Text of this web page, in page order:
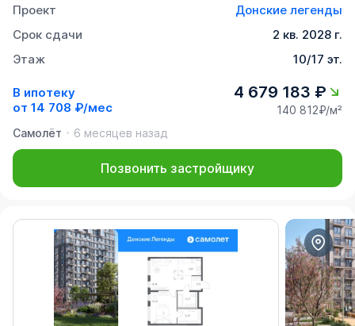
Проект
Донские легенды
Срок сдачи
2 кв. 2028 г.
Этаж
10/17 эт.
В ипотеку
от 14 708 ₽/мес
4 679 183 ₽
140 812₽/м²
Самолёт
6 месяцев назад
Позвонить застройщику